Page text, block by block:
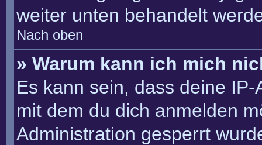
weiter unten behandelt
Nach oben
» Warum kann ich mich
Es kann sein, dass deine
mit dem du dich anmelden
Administration gesperrt